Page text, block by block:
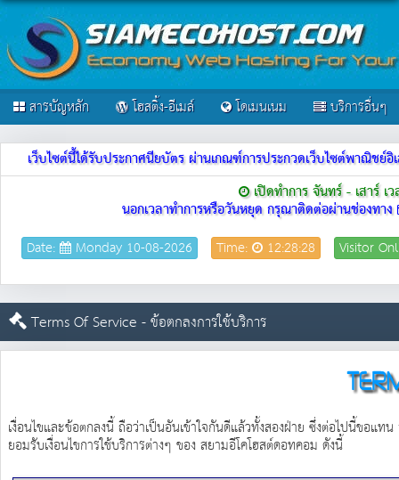
สารบัญหลัก โฮสติ้ง-อีเมล์ โดเมนเนม บริการอื่นๆ
เว็บไซต์นี้ได้รับประกาศนียบัตร ผ่านเกณฑ์การประกวดเว็บไซต์พาณิช
เปิดทำการ จันทร์ - เสาร์
นอกเวลาทำการหรือวันหยุด กรุณาติดต่อผ่านช่องทาง
Date: Monday 10-08-2026 Time: 12:28:28 Visitor
Terms Of Service - ข้อตกลงการใช้บริการ
เงื่อนไขและข้อตกลงนี้ ถือว่าเป็นอันเข้าใจกันดีแล้วทั้งสองฝ่าย ซึ่งต่อไปนี้ขอแท
ยอมรับเงื่อนไขการใช้บริการต่างๆ ของ สยามอีโคโฮสต์ดอทคอม ดังนี้